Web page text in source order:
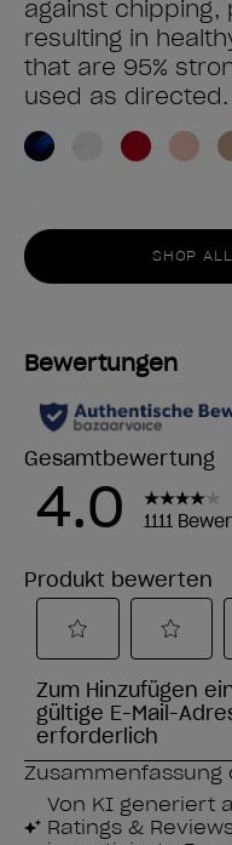
against chipping,
resulting in
that are 95%
used as directed.
SHOP